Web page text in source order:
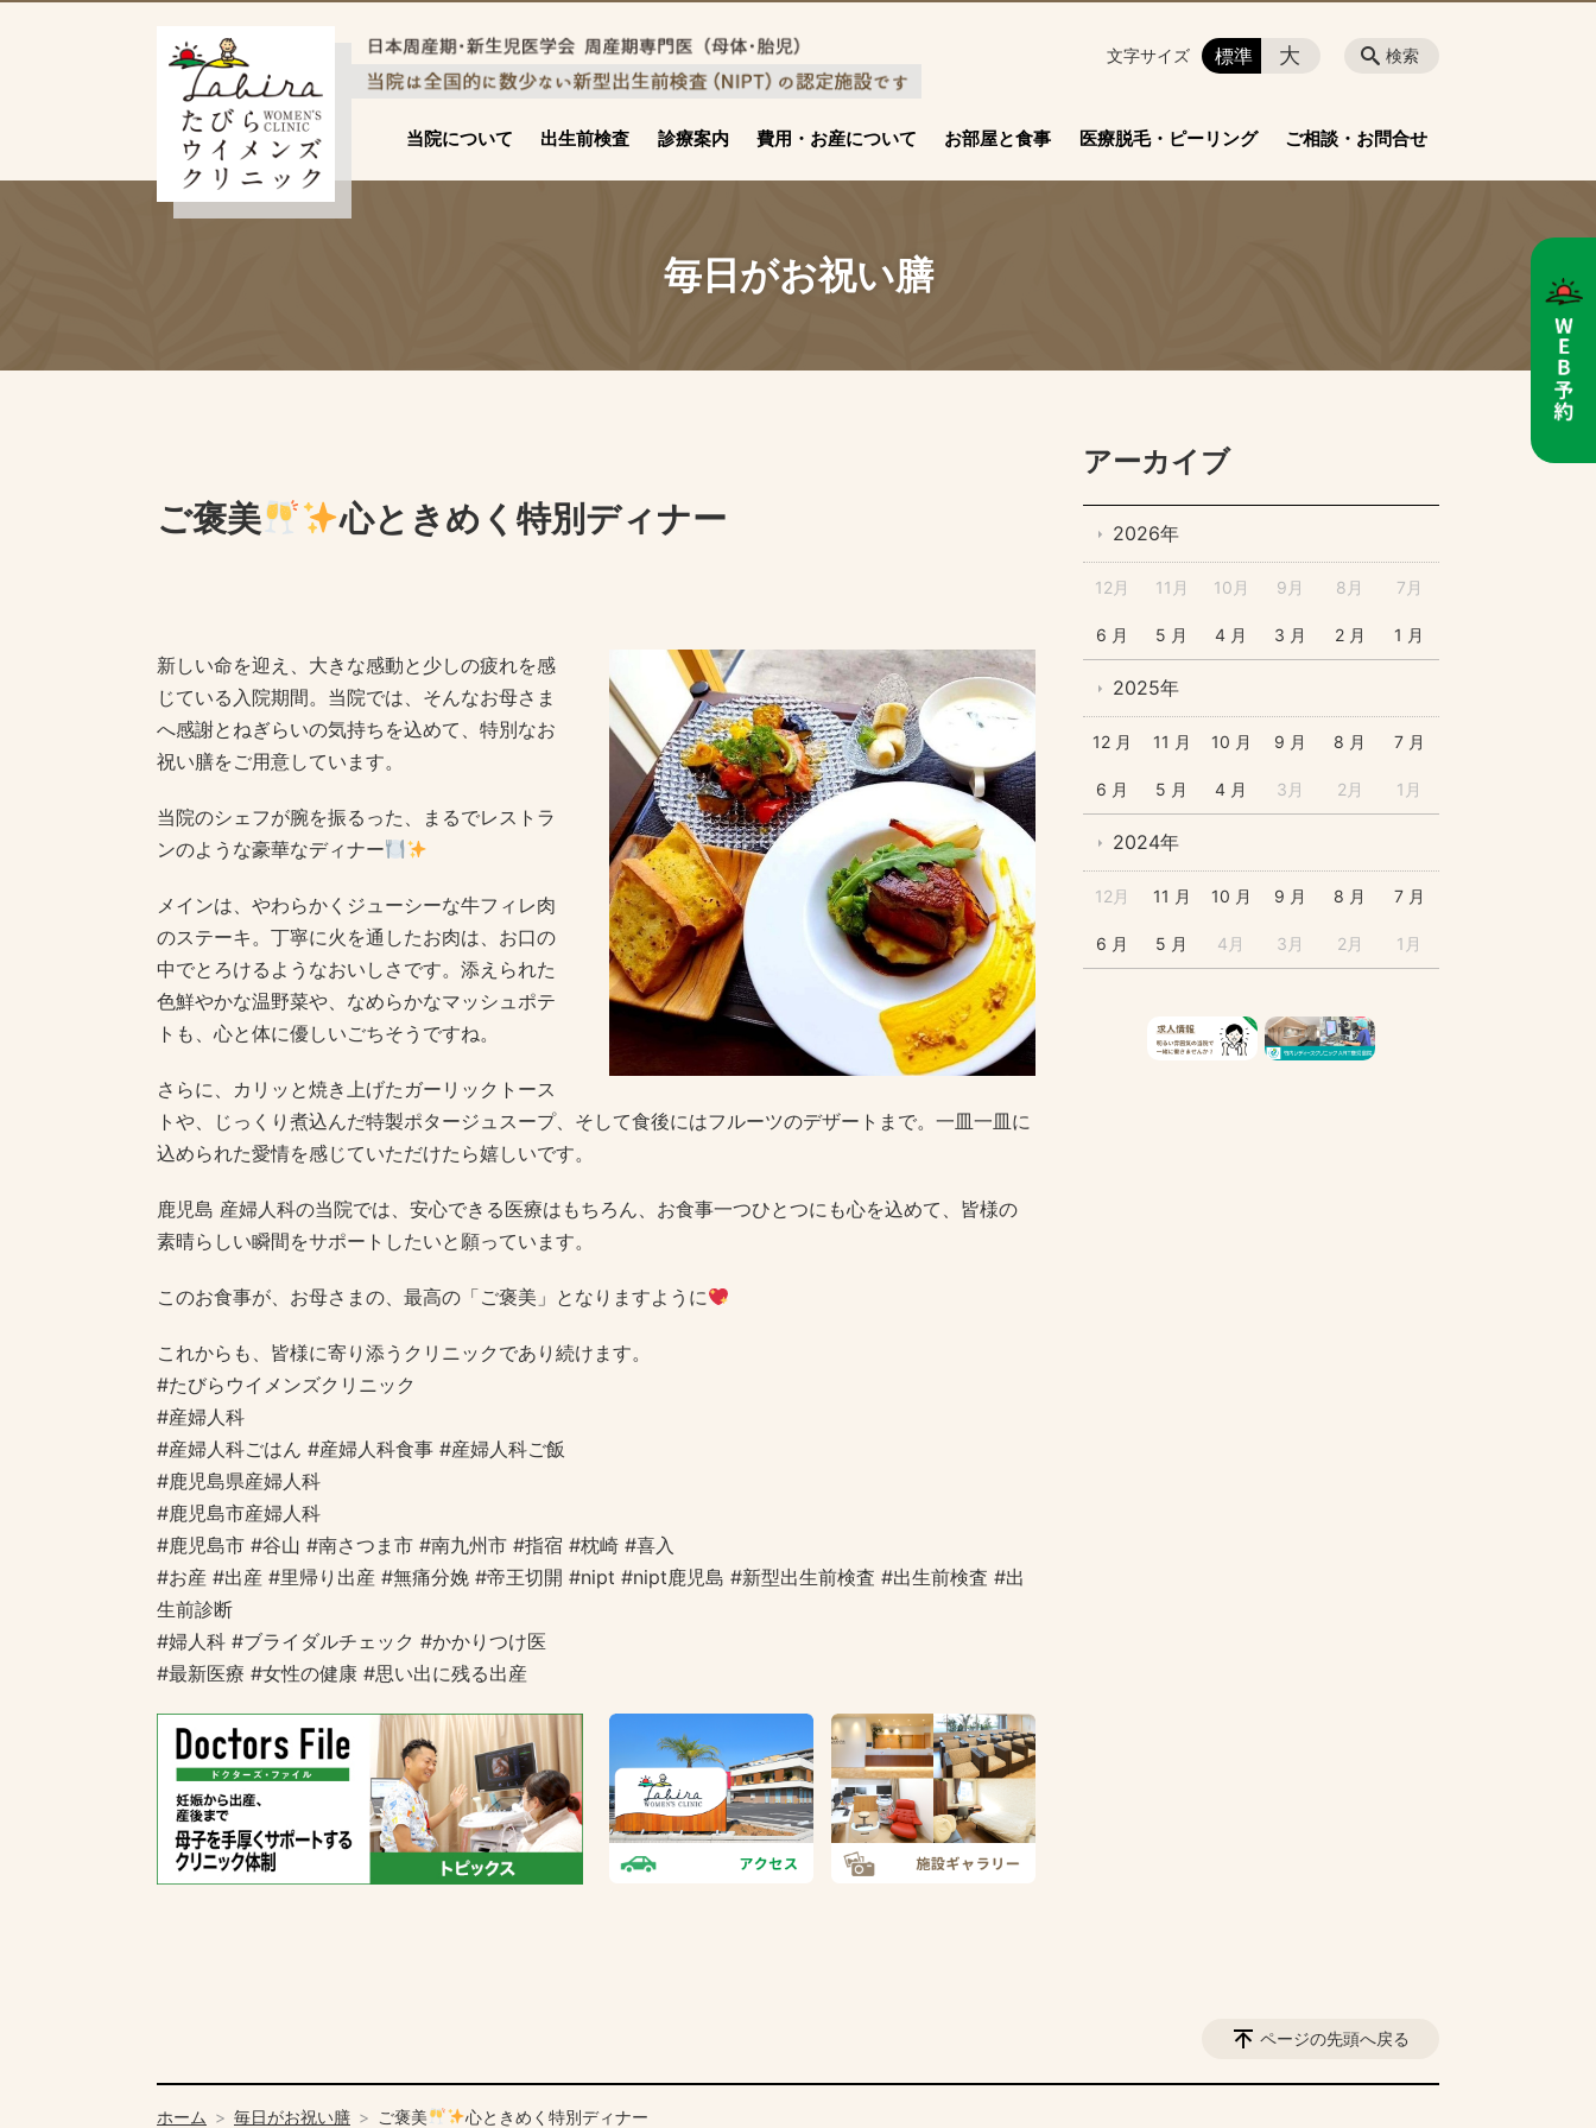
当院について 出生前検査 診療案内 費用・お産について お部屋と食事 医療脱毛・ピーリング ご相談・お問合せ
検索
文字サイズ 標準 大
毎日がお祝い膳
ご褒美 心ときめく特別ディナー
新しい命を迎え、大きな感動と少しの疲れを感
じている入院期間。当院では、そんなお母さま
へ感謝とねぎらいの気持ちを込めて、特別なお
祝い膳をご用意しています。
当院のシェフが腕を振るった、まるでレストラ
ンのような豪華なディナー
メインは、やわらかくジューシーな牛フィレ肉
のステーキ。丁寧に火を通したお肉は、お口の
中でとろけるようなおいしさです。添えられた
色鮮やかな温野菜や、なめらかなマッシュポテ
トも、心と体に優しいごちそうですね。
さらに、カリッと焼き上げたガーリックトース
トや、じっくり煮込んだ特製ポタージュスープ、そして食後にはフルーツのデザートまで。一皿一皿に
込められた愛情を感じていただけたら嬉しいです。
鹿児島 産婦人科の当院では、安心できる医療はもちろん、お食事一つひとつにも心を込めて、皆様の
素晴らしい瞬間をサポートしたいと願っています。
このお食事が、お母さまの、最高の「ご褒美」となりますように
これからも、皆様に寄り添うクリニックであり続けます。
#たびらウイメンズクリニック
#産婦人科
#産婦人科ごはん #産婦人科食事 #産婦人科ご飯
#鹿児島県産婦人科
#鹿児島市産婦人科
#鹿児島市 #谷山 #南さつま市 #南九州市 #指宿 #枕崎 #喜入
#お産 #出産 #里帰り出産 #無痛分娩 #帝王切開 #nipt #nipt鹿児島 #新型出生前検査 #出生前検査 #出
生前診断
#婦人科 #ブライダルチェック #かかりつけ医
#最新医療 #女性の健康 #思い出に残る出産
アーカイブ
2026年
12月 11月 10月 9月 8月 7月
6 月 5 月 4 月 3 月 2 月 1 月
2025年
12 月 11 月 10 月 9 月 8 月 7 月
6 月 5 月 4 月 3月 2月 1月
2024年
12月 11 月 10 月 9 月 8 月 7 月
6 月 5 月 4月 3月 2月 1月
ページの先頭へ戻る
ホーム 毎日がお祝い膳 ご褒美 心ときめく特別ディナー